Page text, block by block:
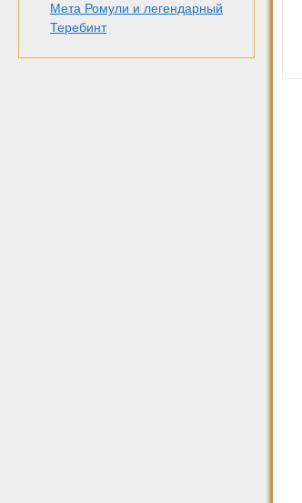
Мета Ромули и легендарный
Теребинт